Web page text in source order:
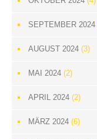
SEPTEMBER 2024
AUGUST 2024 (3)
MAI 2024 (2)
APRIL 2024 (2)
MÄRZ 2024 (6)